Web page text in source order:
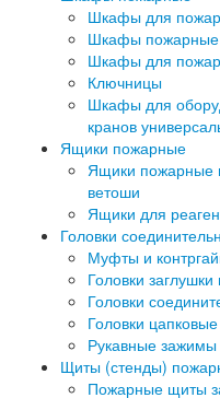
Шкафы для
Шкафы пожарные
Шкафы для
Ключницы
Шкафы для
кранов
Ящики пожарные
Ящики пожарные
ветоши
Ящики для
Головки
Муфты и
Головки
Головки
Головки
Рукавные зажимы
Щиты (стенды)
Пожарные щиты